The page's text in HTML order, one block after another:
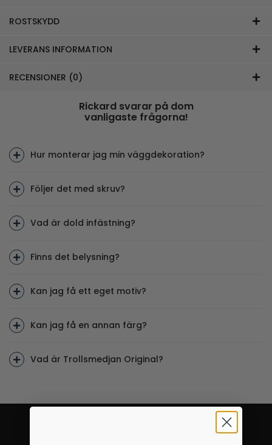
ROSTSKYDD
LEVERANS INFORMATION
RECENSIONER (0)
Rickard svarar på dom
vanligaste frågorna!
Hur monterar jag min väggdekoration?
Följer det med skruv?
Vad är dold infästning?
Finns det belysning?
Kan jag få ett eget motiv?
Kan jag få en annan färg?
Vad är Trollsmedjan Original?